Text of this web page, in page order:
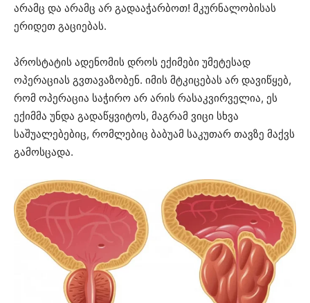
არამც და არამც არ გადააჭარბოთ! მკურნალობისას
ერიდეთ გაციებას.
პროსტატის ადენომის დროს ექიმები უმეტესად
ოპერაციას გვთავაზობენ. იმის მტკიცებას არ დავიწყებ,
რომ ოპერაცია საჭირო არ არის რასაკვირველია, ეს
ექიმმა უნდა გადაწყვიტოს, მაგრამ ვიცი სხვა
საშუალებებიც, რომლებიც ბაბუამ საკუთარ თავზე მაქვს
გამოსცადა.